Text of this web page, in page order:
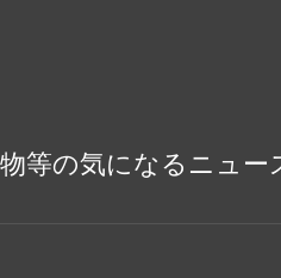
等の気になるニュー